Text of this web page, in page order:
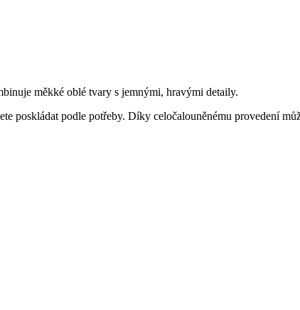
měkké oblé tvary s jemnými, hravými detaily.
poskládat podle potřeby. Díky celočalouněnému provedení